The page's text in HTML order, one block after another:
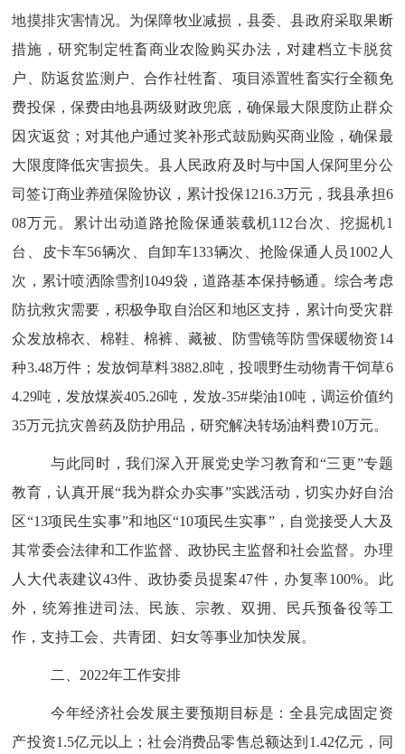
地摸排灾害情况。为保障牧业减损，县委、县政府采取果断
措施，研究制定牲畜商业农险购买办法，对建档立卡脱贫
户、防返贫监测户、合作社牲畜、项目添置牲畜实行全额免
费投保，保费由地县两级财政兜底，确保最大限度防止群众
因灾返贫；对其他户通过奖补形式鼓励购买商业险，确保最
大限度降低灾害损失。县人民政府及时与中国人保阿里分公
司签订商业养殖保险协议，累计投保1216.3万元，我县承担6
08万元。累计出动道路抢险保通装载机112台次、挖掘机1
台、皮卡车56辆次、自卸车133辆次、抢险保通人员1002人
次，累计喷洒除雪剂1049袋，道路基本保持畅通。综合考虑
防抗救灾需要，积极争取自治区和地区支持，累计向受灾群
众发放棉衣、棉鞋、棉裤、藏被、防雪镜等防雪保暖物资14
种3.48万件；发放饲草料3882.8吨，投喂野生动物青干饲草6
4.29吨，发放煤炭405.26吨，发放-35#柴油10吨，调运价值约
35万元抗灾兽药及防护用品，研究解决转场油料费10万元。
与此同时，我们深入开展党史学习教育和“三更”专题
教育，认真开展“我为群众办实事”实践活动，切实办好自治
区“13项民生实事”和地区“10项民生实事”，自觉接受人大及
其常委会法律和工作监督、政协民主监督和社会监督。办理
人大代表建议43件、政协委员提案47件，办复率100%。此
外，统筹推进司法、民族、宗教、双拥、民兵预备役等工
作，支持工会、共青团、妇女等事业加快发展。
二、 2022年工作安排
今年经济社会发展主要预期目标是： 全县完成固定资
产投资1.5亿元以上；社会消费品零售总额达到1.42亿元，同